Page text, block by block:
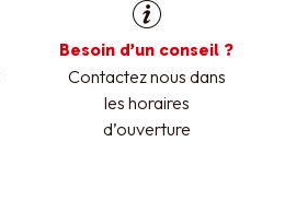
Besoin d’un conseil ?
Contactez nous dans
les horaires
d’ouverture